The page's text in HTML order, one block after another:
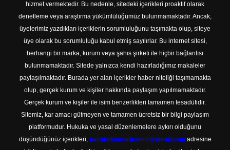
hizmet vermektedir. Bu nedenle, sitedeki içerikleri proaktif olarak
denetleme veya araştırma yükümlülüğümüz bulunmamaktadır. Ancak,
üyelerimiz yazdıkları içeriklerin sorumluluğunu taşımakta olup, siteye
üye olarak bu sorumluluğu kabul etmiş sayılırlar. Bu internet sitesi,
herhangi bir marka, kurum veya şahıs şirketi ile hiçbir bağlantısı
bulunmamaktadır. Sitede yalnızca kendi hazırladığımız makaleler
paylaşılmaktadır. Burada yer alan içerikler haber niteliği taşımamakta
olup, gerçek kurum ve kişiler hakkında paylaşım yapılmamaktadır.
Gerçek kurum ve kişiler ile isim benzerlikleri tamamen tesadüfidir.
Sitemiz, kar amacı gütmeyen ve tamamen ücretsiz bir bilgi paylaşım
platformudur. Hukuka ve yasal düzenlemelere aykırı olduğunu
düşündüğünüz içerikleri, backlinkpanelicomtr@gmail.com adresine